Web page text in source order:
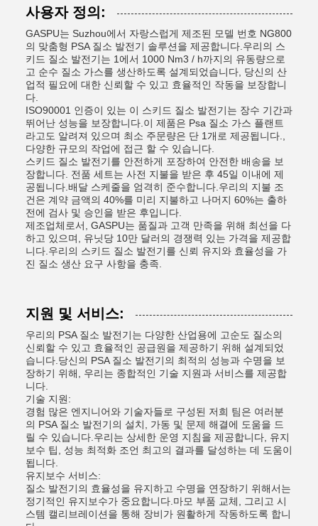
사용자 정의:
GASPU는 Suzhou에서 자랑스럽게 제조된 모델 번호 NG800
의 맞춤형 PSA 질소 발전기 솔루션을 제공합니다.우리의 스
키드 질소 발전기는 1에서 1000 Nm3 / h까지의 유동량으로
고 순수 질소 가스를 생산하도록 설계되었습니다, 당신의 산
업적 필요에 대한 신뢰할 수 있고 효율적인 작동을 보장합니
다.
ISO90001 인증이 있는 이 스키드 질소 발전기는 장수 기간과
뛰어난 성능을 보장합니다.이 제품은 Psa 질소 가스 플랜트
라고도 알려져 있으며 최소 주문량은 단 1개로 제공됩니다.,
다양한 규모의 작업에 접근 할 수 있습니다.
스키드 질소 발전기를 안전하게 포장하여 안전한 배송을 보
장합니다. 전품 세트는 사전 지불을 받은 후 45일 이내에 제
공됩니다.배달 스케줄을 엄격히 준수합니다.우리의 지불 조
건은 계약 금액의 40%를 미리 지불하고 나머지 60%는 출하
전에 검사 및 승인을 받은 후입니다.
제조업체로서, GASPU는 품질과 고객 만족을 위해 최선을 다
하고 있으며, 유닛당 10만 달러의 경쟁력 있는 가격을 제공합
니다.우리의 스키드 질소 발전기를 신뢰 유지와 효율성을 가
진 질소 생산 요구 사항을 충족.
지원 및 서비스:
우리의 PSA 질소 발전기는 다양한 산업용에 고순도 질소의
신뢰할 수 있고 효율적인 공급원을 제공하기 위해 설계되었
습니다.당신의 PSA 질소 발전기의 최적의 성능과 수명을 보
장하기 위해, 우리는 종합적인 기술 지원과 서비스를 제공합
니다.
기술 지원:
경험 많은 엔지니어와 기술자들로 구성된 저희 팀은 여러분
의 PSA 질소 발전기의 설치, 가동 및 문제 해결에 도움을 드
릴 수 있습니다.우리는 상세한 운영 지침을 제공합니다, 유지
보수 팁, 성능 최적화 조언 최고의 결과를 달성하는 데 도움이
됩니다.
유지보수 서비스:
질소 발전기의 효율성을 유지하고 수명을 연장하기 위해서는
정기적인 유지보수가 중요합니다.마모 부품 교체, 그리고 시
스템 캘리브레이션을 통해 장비가 원활하게 작동하도록 합니